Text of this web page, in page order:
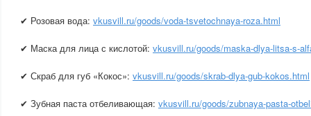
✔ Розовая вода: vkusvill.ru/goods/voda-tsvetochnaya-roza.html
✔ Маска для лица с кислотой: vkusvill.ru/goods/maska-dlya-litsa-s-
✔ Скраб для губ «Кокос»: vkusvill.ru/goods/skrab-dlya-gub-kokos.html
✔ Зубная паста отбеливающая: vkusvill.ru/goods/zubnaya-pasta-